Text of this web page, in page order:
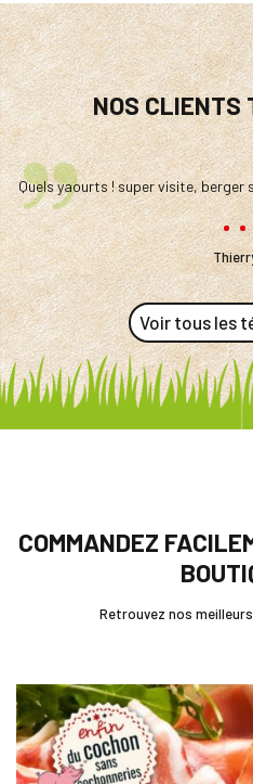
NOS CLIENTS
!
Quels yaourts ! super visite, berger
Voir tous les
COMMANDEZ
Retrouvez nos